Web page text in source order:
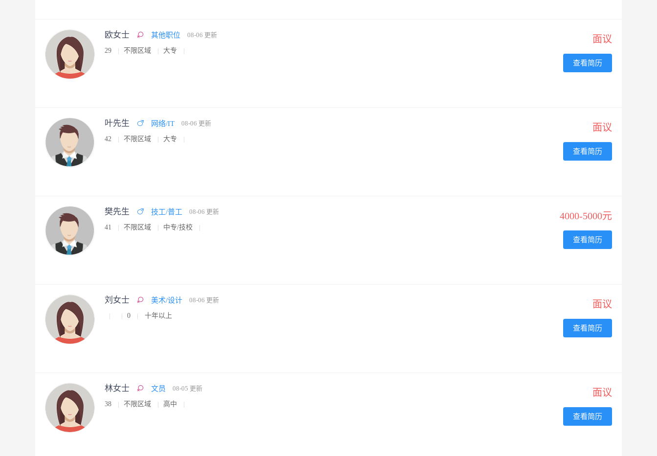
欧女士 其他职位 08-06 更新
29 不限区域 大专
面议
查看简历
叶先生 网络/IT 08-06 更新
42 不限区域 大专
面议
查看简历
樊先生 技工/普工 08-06 更新
41 不限区域 中专/技校
4000-5000元
查看简历
刘女士 美术/设计 08-06 更新
0 十年以上
面议
查看简历
林女士 文员 08-05 更新
38 不限区域 高中
面议
查看简历